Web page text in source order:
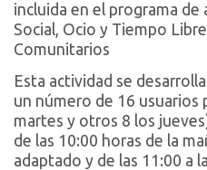
incluida en el programa de
Social, Ocio y Tiempo
Comunitarios
Esta actividad se
un número de 16 usuarios
martes y otros 8 los
de las 10:00 horas de la
adaptado y de las 11:00 a